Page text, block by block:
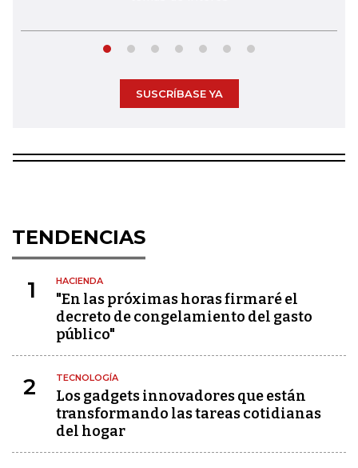
SUSCRÍBASE YA
TENDENCIAS
1 HACIENDA
"En las próximas horas firmaré el
decreto de congelamiento del gasto
público"
2 TECNOLOGÍA
Los gadgets innovadores que están
transformando las tareas cotidianas
del hogar